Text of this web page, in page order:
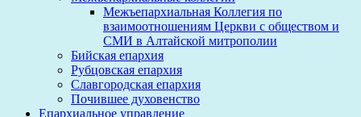
Межъепархиальная Коллегия по
взаимоотношениям Церкви с обществом и
СМИ в Алтайской митрополии
Бийская епархия
Рубцовская епархия
Славгородская епархия
Почившее духовенство
Епархиальное управление